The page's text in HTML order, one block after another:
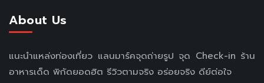
About Us
แนะนำแหล่งท่องเที่ยว แลนมาร์คจุดถ่ายรูป จุด Check-in ร้าน
อาหารเด็ด พิกัดยอดฮิต รีวิวตามจริง อร่อยจริง ดีย์ต่อใจ